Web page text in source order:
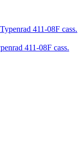
411-08F cass.